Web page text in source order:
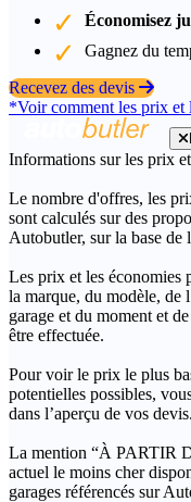
Économisez
Gagnez du
Recevez des devis
*Voir comment les prix et
Informations sur les prix
Le nombre d'offres, les
sont calculés sur des
Autobutler, sur la base
Les prix et les économies
la marque, du modèle, de
garage et du moment et
être effectuée.
Pour voir le prix le plus
potentielles possibles,
dans l’aperçu de vos devis.
La mention “À PARTIR
actuel le moins cher
garages référencés sur